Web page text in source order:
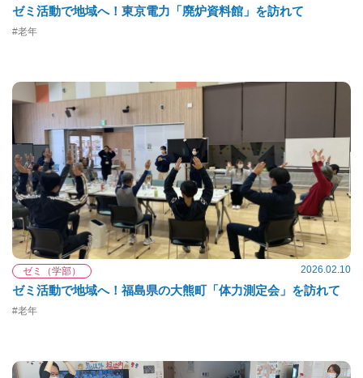
ゼミ活動で地域へ！東京電力「廃炉資料館」を訪れて
#老年
ゼミ（学部） 2026.02.10
ゼミ活動で地域へ！福島県の大熊町「体力測定会」を訪れて
#老年